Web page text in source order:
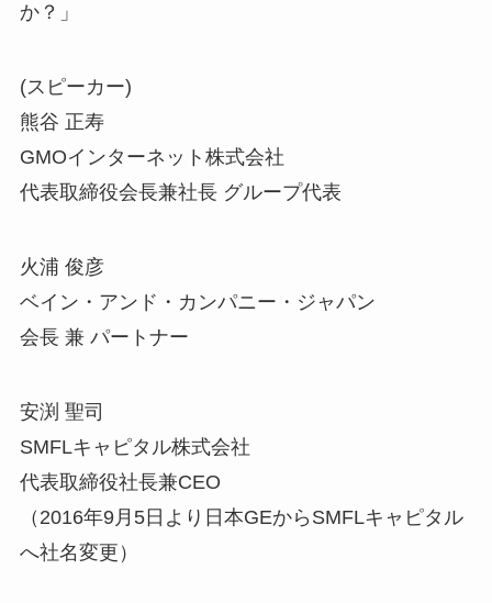
か？」
(スピーカー)
熊谷 正寿
GMOインターネット株式会社
代表取締役会長兼社長 グループ代表
火浦 俊彦
ベイン・アンド・カンパニー・ジャパン
会長 兼 パートナー
安渕 聖司
SMFLキャピタル株式会社
代表取締役社長兼CEO
（2016年9月5日より日本GEからSMFLキャピタル
へ社名変更）